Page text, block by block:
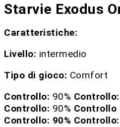
Starvie Exodus
Caratteristiche:
Livello: intermedio
Tipo di gioco: Comfort
Controllo: 90% Controllo:
Controllo: 90% Controllo
Controllo: 90%